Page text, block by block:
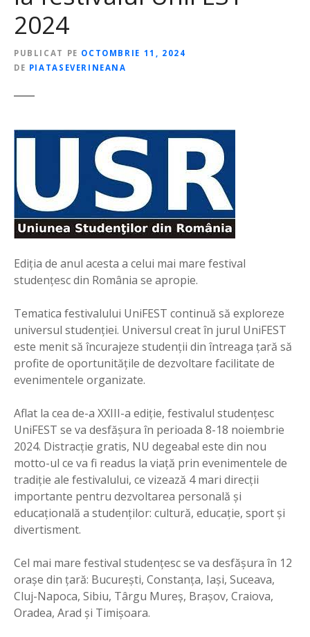
2024
PUBLICAT PE OCTOMBRIE 11, 2024
DE PIATASEVERINEANA
Ediţia de anul acesta a celui mai mare festival
studenţesc din România se apropie.
Tematica festivalului UniFEST continuă să exploreze
universul studenţiei. Universul creat în jurul UniFEST
este menit să încurajeze studenţii din întreaga ţară să
profite de oportunităţile de dezvoltare facilitate de
evenimentele organizate.
Aflat la cea de-a XXIII-a ediţie, festivalul studenţesc
UniFEST se va desfăşura în perioada 8-18 noiembrie
2024. Distracţie gratis, NU degeaba! este din nou
motto-ul ce va fi readus la viaţă prin evenimentele de
tradiţie ale festivalului, ce vizează 4 mari direcţii
importante pentru dezvoltarea personală şi
educaţională a studenţilor: cultură, educaţie, sport şi
divertisment.
Cel mai mare festival studenţesc se va desfăşura în 12
oraşe din ţară: Bucureşti, Constanţa, Iaşi, Suceava,
Cluj-Napoca, Sibiu, Târgu Mureş, Braşov, Craiova,
Oradea, Arad şi Timişoara.